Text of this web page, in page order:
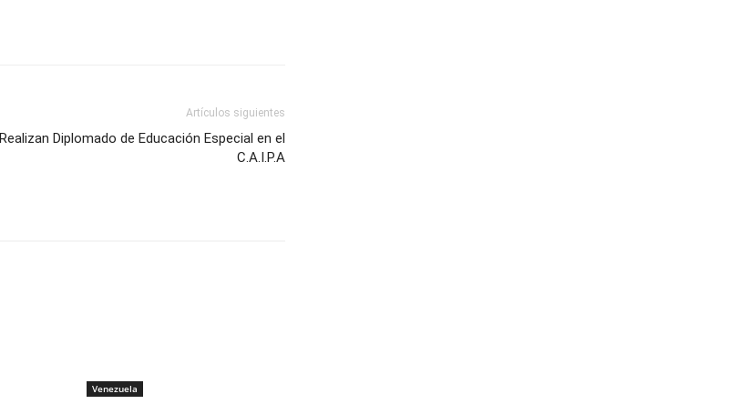
Artículos siguientes
Realizan Diplomado de Educación Especial en el
C.A.I.P.A
Venezuela